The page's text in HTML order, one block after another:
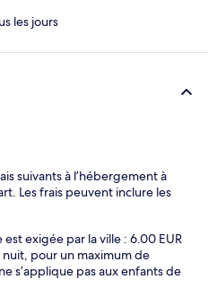
les jours
suivants à l’hébergement à
Les frais peuvent inclure les
exigée par la ville : 6.00 EUR
pour un maximum de
s’applique pas aux enfants de